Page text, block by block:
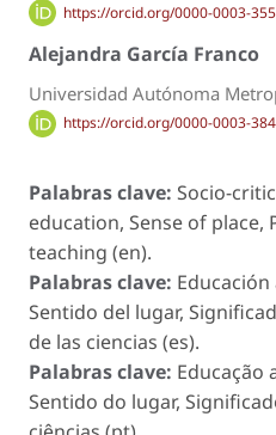
https://orcid.org/0000-0003-
Alejandra García Franco
Universidad Autónoma
https://orcid.org/0000-0003-
Palabras clave: Socio-
education, Sense of place,
teaching (en).
Palabras clave:
Sentido del lugar,
de las ciencias (es).
Palabras clave: Educação
Sentido do lugar,